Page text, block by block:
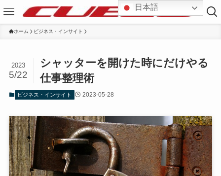
ホーム ビジネス・インサイト
シャッターを開けた時にだけやる
仕事整理術
2023
5/22
ビジネス・インサイト 2023-05-28
日本語